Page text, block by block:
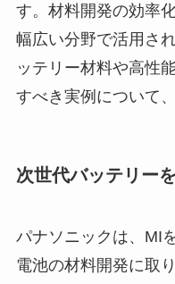
す。材料開発の効率
幅広い分野で活用さ
ッテリー材料や高性
すべき実例について
次世代バッテリー
パナソニックは、MI
電池の材料開発に取